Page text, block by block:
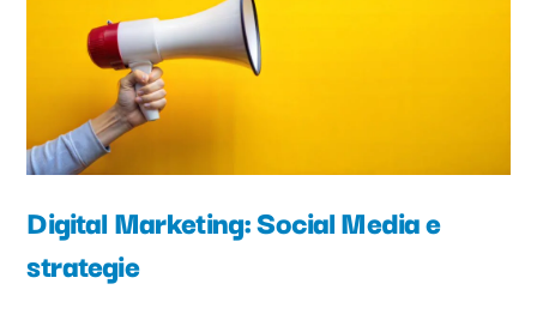
Digital Marketing: Social Media e
strategie